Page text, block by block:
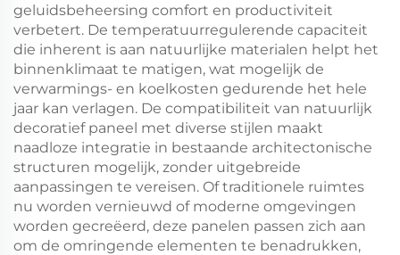
geluidsbeheersing comfort en productiviteit
verbetert. De temperatuurregulerende capaciteit
die inherent is aan natuurlijke materialen helpt het
binnenklimaat te matigen, wat mogelijk de
verwarmings- en koelkosten gedurende het hele
jaar kan verlagen. De compatibiliteit van natuurlijk
decoratief paneel met diverse stijlen maakt
naadloze integratie in bestaande architectonische
structuren mogelijk, zonder uitgebreide
aanpassingen te vereisen. Of traditionele ruimtes
nu worden vernieuwd of moderne omgevingen
worden gecreëerd, deze panelen passen zich aan
om de omringende elementen te benadrukken,